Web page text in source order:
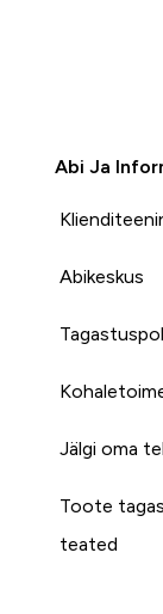
Abi Ja
Abikeskus
Jälgi oma
Toote
teated